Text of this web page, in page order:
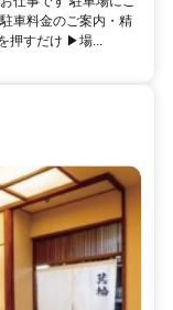
車料金のご案内・精
押すだけ ▶場...